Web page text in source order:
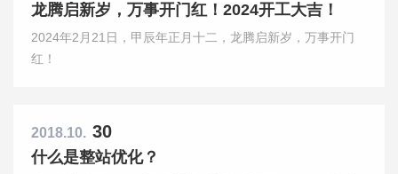
龙腾启新岁，万事开门红！2024开工大吉！
2024年2月21日，甲辰年正月十二，龙腾启新岁，万事开门
红！
2018.10. 30
什么是整站优化？